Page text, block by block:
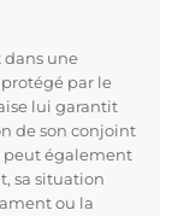
dans une
par le
lui garantit
de son conjoint
peut également
sa situation
ou la